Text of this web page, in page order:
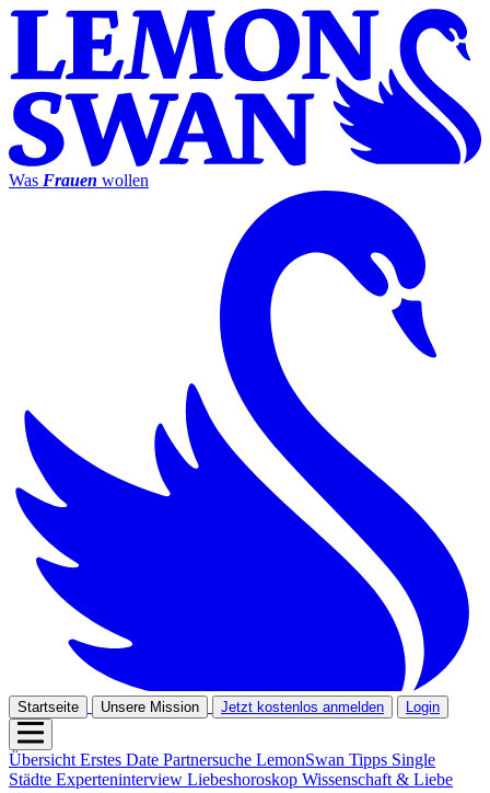
Was Frauen wollen
Startseite Unsere Mission Jetzt kostenlos anmelden Login
ÜbersichtErstes Date Partnersuche LemonSwan Tipps Single
Städte Experteninterview Liebeshoroskop Wissenschaft & Liebe